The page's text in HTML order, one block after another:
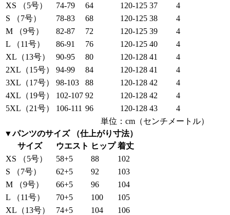
XS （5号）
74-79 64 120-125 37
4
S （7号）
78-83 68 120-125 38
4
M （9号）
82-87 72 120-125 39
4
L （11号）
86-91 76 120-125 40
4
XL（13号）
90-95 80 120-128 41
4
2XL（15号）
94-99 84 120-128 41
4
3XL（17号）
98-103 88 120-128 42
4
4XL（19号）
102-107 92 120-128 42
4
5XL（21号）
106-111 96 120-128 43
4
単位：cm（センチメートル）
▼パンツのサイズ （仕上がり寸法）
サイズ
ウエスト ヒップ 着丈
XS （5号）
58+5 88
102
S （7号）
62+5 92
103
M （9号）
66+5 96
104
L （11号）
70+5 100
105
XL（13号）
74+5 104
106